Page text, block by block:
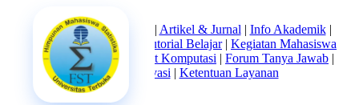
Beranda|Tentang Kami | Artikel & Jurnal | Info Akademik|
Mata Kuliah Statistika
Tutorial Belajar| Kegiatan Mahasiswa
Struktur Himpunan Alat Komputasi | Forum Tanya Jawab |
Kebijakan Privasi | Ketentuan Layanan